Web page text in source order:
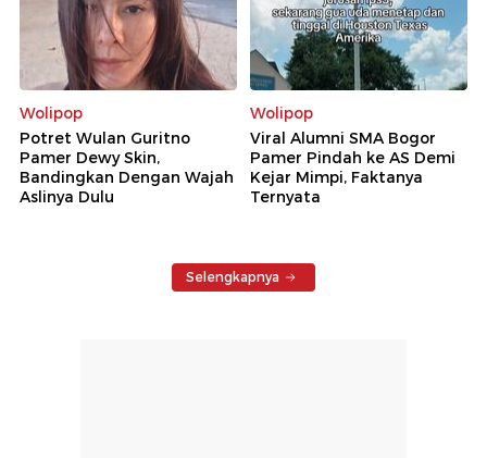
Wolipop
Potret Wulan Guritno
Pamer Dewy Skin,
Bandingkan Dengan Wajah
Aslinya Dulu
Wolipop
Viral Alumni SMA Bogor
Pamer Pindah ke AS Demi
Kejar Mimpi, Faktanya
Ternyata
Selengkapnya